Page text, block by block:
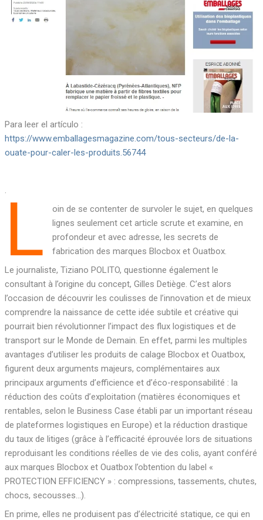
Para leer el artículo :
https://www.emballagesmagazine.com/tous-secteurs/de-la-
ouate-pour-caler-les-produits.56744
L
oin de se contenter de survoler le sujet, en quelques
lignes seulement cet article scrute et examine, en
profondeur et avec adresse, les secrets de
fabrication des marques Blocbox et Ouatbox.
Le journaliste, Tiziano POLITO, questionne également le
consultant à l’origine du concept, Gilles Detiège. C’est alors
l’occasion de découvrir les coulisses de l’innovation et de mieux
comprendre la naissance de cette idée subtile et créative qui
pourrait bien révolutionner l’impact des flux logistiques et de
transport sur le Monde de Demain. En effet, parmi les multiples
avantages d’utiliser les produits de calage Blocbox et Ouatbox,
figurent deux arguments majeurs, complémentaires aux
principaux arguments d’efficience et d’éco-responsabilité : la
réduction des coûts d’exploitation (matières économiques et
rentables, selon le Business Case établi par un important réseau
de plateformes logistiques en Europe) et la réduction drastique
du taux de litiges (grâce à l’efficacité éprouvée lors de situations
reproduisant les conditions réelles de vie des colis, ayant conféré
aux marques Blocbox et Ouatbox l’obtention du label «
PROTECTION EFFICIENCY » : compressions, tassements, chutes,
chocs, secousses…).
En prime, elles ne produisent pas d’électricité statique, ce qui en